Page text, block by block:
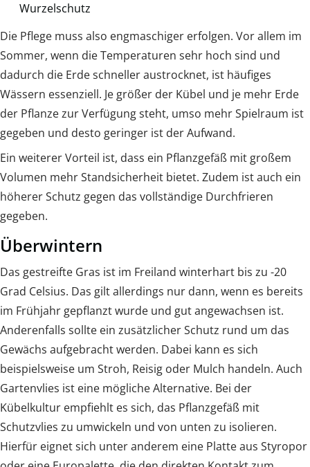
Wurzelschutz
Die Pflege muss also engmaschiger erfolgen. Vor allem im
Sommer, wenn die Temperaturen sehr hoch sind und
dadurch die Erde schneller austrocknet, ist häufiges
Wässern essenziell. Je größer der Kübel und je mehr Erde
der Pflanze zur Verfügung steht, umso mehr Spielraum ist
gegeben und desto geringer ist der Aufwand.
Ein weiterer Vorteil ist, dass ein Pflanzgefäß mit großem
Volumen mehr Standsicherheit bietet. Zudem ist auch ein
höherer Schutz gegen das vollständige Durchfrieren
gegeben.
Überwintern
Das gestreifte Gras ist im Freiland winterhart bis zu -20
Grad Celsius. Das gilt allerdings nur dann, wenn es bereits
im Frühjahr gepflanzt wurde und gut angewachsen ist.
Anderenfalls sollte ein zusätzlicher Schutz rund um das
Gewächs aufgebracht werden. Dabei kann es sich
beispielsweise um Stroh, Reisig oder Mulch handeln. Auch
Gartenvlies ist eine mögliche Alternative. Bei der
Kübelkultur empfiehlt es sich, das Pflanzgefäß mit
Schutzvlies zu umwickeln und von unten zu isolieren.
Hierfür eignet sich unter anderem eine Platte aus Styropor